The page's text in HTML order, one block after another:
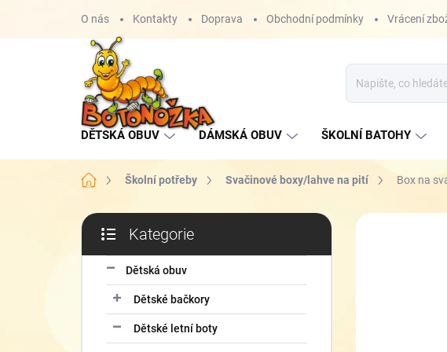
O nás Kontakty Doprava Obchodní podmínky Vrácení
DĚTSKÁ OBUV DÁMSKÁ OBUV ŠKOLNÍ BATOHY
Domů Školní potřeby Svačinové boxy/lahve na pití Box na
P
s
kategorie
Kategorie
Dětská obuv
Dětské bačkory
Dětské letní boty
ZNAČKA: